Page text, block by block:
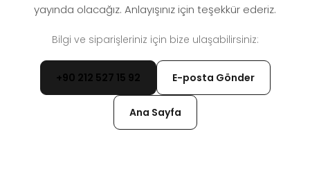
yayında olacağız. Anlayışınız için teşekkür ederiz.
Bilgi ve siparişleriniz için bize ulaşabilirsiniz:
+90 212 527 15 92 E-posta Gönder
Ana Sayfa